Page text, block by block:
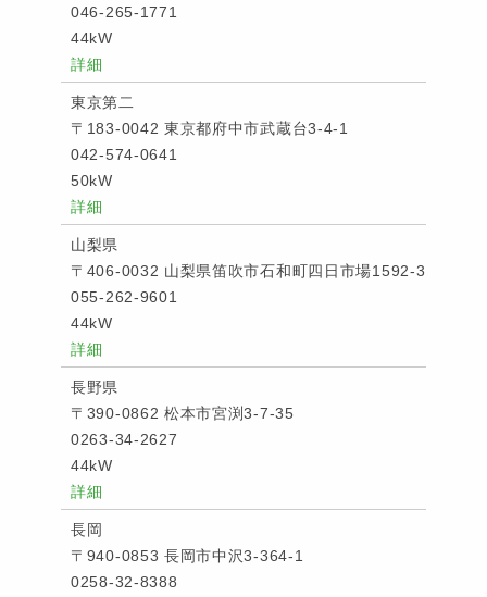
046-265-1771
44kW
詳細
東京第二
〒183-0042 東京都府中市武蔵台3-4-1
042-574-0641
50kW
詳細
山梨県
〒406-0032 山梨県笛吹市石和町四日市場1592-3
055-262-9601
44kW
詳細
長野県
〒390-0862 松本市宮渕3-7-35
0263-34-2627
44kW
詳細
長岡
〒940-0853 長岡市中沢3-364-1
0258-32-8388